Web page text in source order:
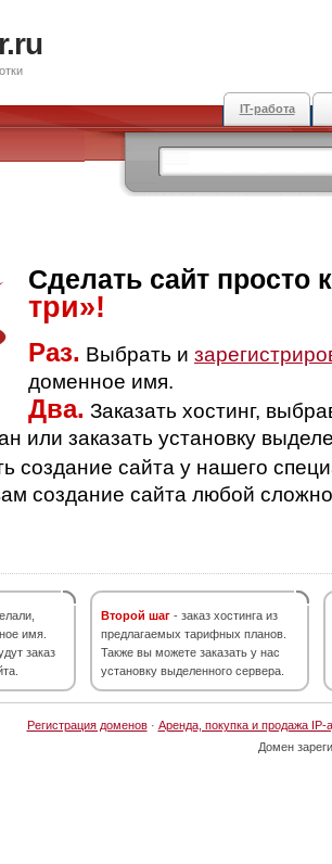
IT-работа
Сделать сайт просто
три»!
Раз. Выбрать и
доменное имя.
Два. Заказать хостинг,
или заказать установку
создание сайта у нашего
создание сайта любой
имя.
заказ
Второй шаг - заказ хостинга из
предлагаемых тарифных планов.
Также вы можете заказать у нас
установку выделенного сервера.
Регистрация доменов· Аренда, покупка и продажа IP-
Домен